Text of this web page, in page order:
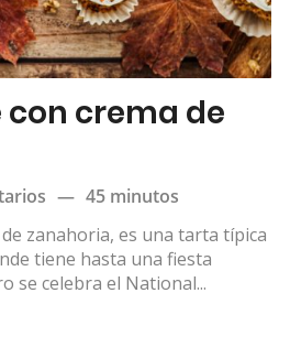
crema de
— 45 minutos
zanahoria, es una tarta típica
tiene hasta una fiesta
se celebra el National...